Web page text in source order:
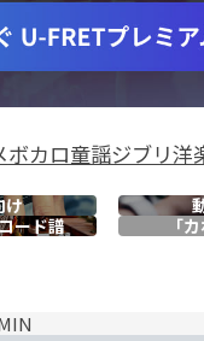
ボカロ童謡ジブリ洋
け
ード譜 「